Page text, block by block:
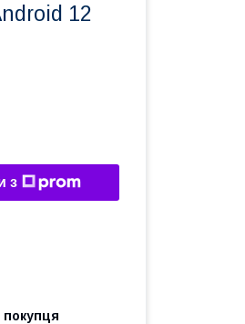
12
з
покупця